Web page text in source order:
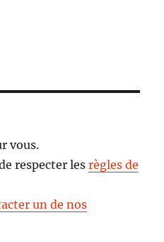
vous.
respecter lesrègles de
un de nos